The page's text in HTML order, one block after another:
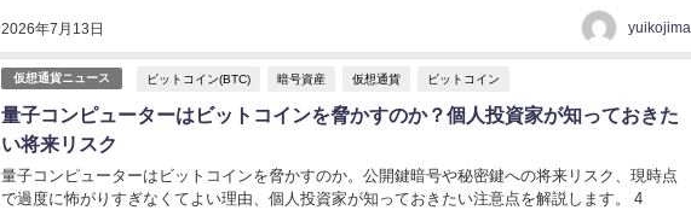
2026年7月13日 yuikojima
仮想通貨ニュース ビットコイン(BTC) 暗号資産 仮想通貨 ビットコイン
量子コンピューターはビットコインを脅かすのか？個人投資家が知っておきた
い将来リスク
量子コンピューターはビットコインを脅かすのか。公開鍵暗号や秘密鍵への将来リスク、現時点
で過度に怖がりすぎなくてよい理由、個人投資家が知っておきたい注意点を解説します。 4